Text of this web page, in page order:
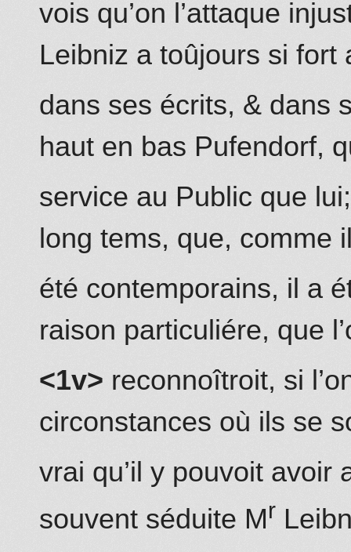
vois qu’on l’attaque
Leibniz a toûjours si fort
dans ses écrits, & dans
haut en bas Pufendorf,
service au Public que
long tems, que, comme
été contemporains, il a
raison particuliére, que
<1v> reconnoîtroit, si
circonstances où ils se
vrai qu’il y pouvoit avoir
souvent séduite Mr